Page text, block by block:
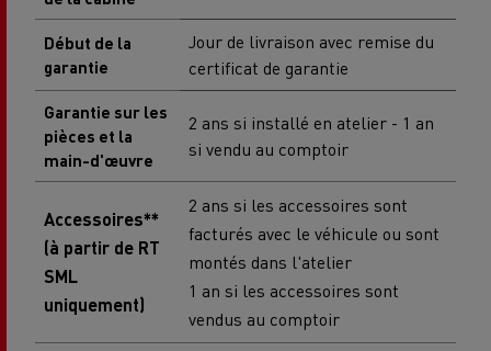
Début de la
garantie
Jour de livraison avec remise du
certificat de garantie
Garantie sur les
pièces et la
main-d'œuvre
2 ans si installé en atelier - 1 an
si vendu au comptoir
Accessoires**
(à partir de RT
SML
uniquement)
2 ans si les accessoires sont
facturés avec le véhicule ou sont
montés dans l'atelier
1 an si les accessoires sont
vendus au comptoir